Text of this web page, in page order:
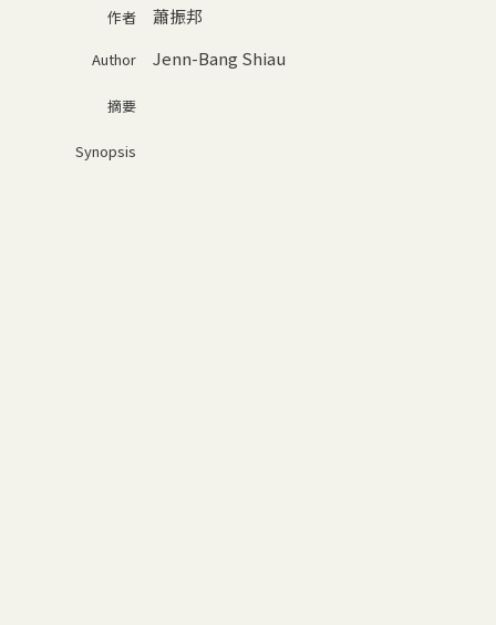
作者 蕭振邦
Author Jenn-Bang Shiau
摘要
Synopsis